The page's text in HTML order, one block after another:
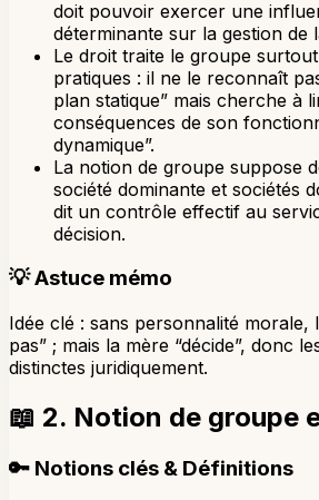
doit pouvoir exercer une
déterminante sur la gestion de
Le droit traite le groupe
pratiques : il ne le reconnaît
plan statique” mais cherche à
conséquences de son
dynamique”.
La notion de groupe suppose
société dominante et sociétés
dit un contrôle effectif au
décision.
💡Astuce mémo
Idée clé : sans personnalité morale,
pas” ; mais la mère “décide”, donc
distinctes juridiquement.
📖 2. Notion de groupe
🔑 Notions clés & Définitions